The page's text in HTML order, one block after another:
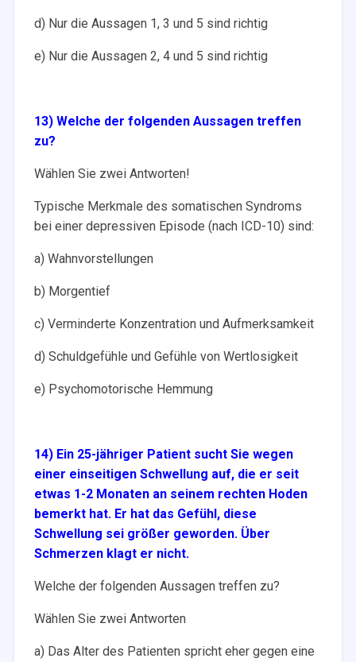
d) Nur die Aussagen 1, 3 und 5 sind richtig
e) Nur die Aussagen 2, 4 und 5 sind richtig
13) Welche der folgenden Aussagen treffen
zu?
Wählen Sie zwei Antworten!
Typische Merkmale des somatischen Syndroms
bei einer depressiven Episode (nach ICD-10) sind:
a) Wahnvorstellungen
b) Morgentief
c) Verminderte Konzentration und Aufmerksamkeit
d) Schuldgefühle und Gefühle von Wertlosigkeit
e) Psychomotorische Hemmung
14) Ein 25-jähriger Patient sucht Sie wegen
einer einseitigen Schwellung auf, die er seit
etwas 1-2 Monaten an seinem rechten Hoden
bemerkt hat. Er hat das Gefühl, diese
Schwellung sei größer geworden. Über
Schmerzen klagt er nicht.
Welche der folgenden Aussagen treffen zu?
Wählen Sie zwei Antworten
a) Das Alter des Patienten spricht eher gegen eine